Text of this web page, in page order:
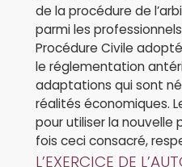
de la procédure de
parmi les
Procédure Civile
le réglementation
adaptations qui sont
réalités économiques.
pour utiliser la
fois ceci consacré,
L’EXERCICE DE